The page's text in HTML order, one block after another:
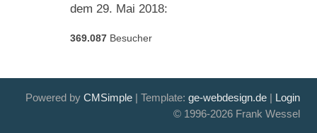
dem 29. Mai 2018:
369.087 Besucher
Powered by CMSimple | Template: ge-webdesign.de | Login
© 1996-2026 Frank Wessel